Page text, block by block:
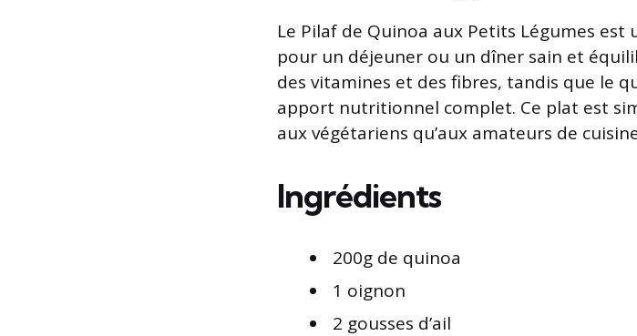
Le Pilaf de Quinoa aux Petits Légumes
pour un déjeuner ou un dîner sain et
des vitamines et des fibres, tandis que le
apport nutritionnel complet. Ce plat est
aux végétariens qu’aux amateurs de
Ingrédients
200g de quinoa
1 oignon
2 gousses d’ail